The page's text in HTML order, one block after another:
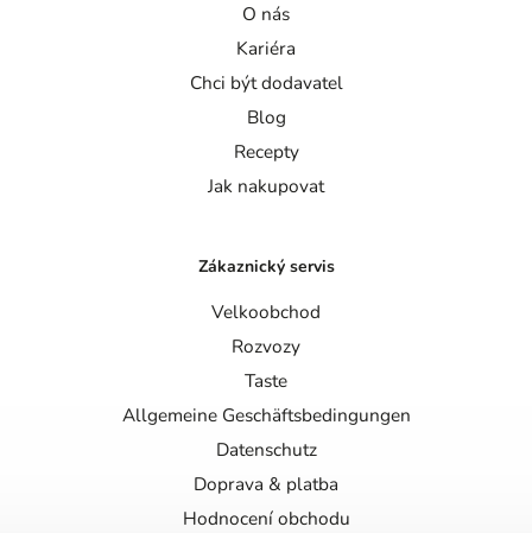
O nás
Kariéra
Chci být dodavatel
Blog
Recepty
Jak nakupovat
Zákaznický servis
Velkoobchod
Rozvozy
Taste
Allgemeine Geschäftsbedingungen
Datenschutz
Doprava & platba
Hodnocení obchodu